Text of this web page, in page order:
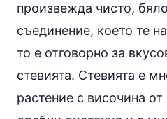
произвежда чисто,
съединение, което те
то е отговорно за
стевията. Стевията е
растение с височина